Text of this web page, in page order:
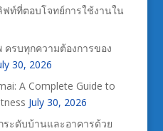
ท์ที่ตอบโจทย์การใช้งานใน
รบทุกความต้องการของ
30, 2026
A Complete Guide to
July 30, 2026
ระดับบ้านและอาคารด้วย